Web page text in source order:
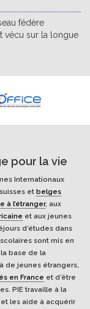
fédère
vécu sur la longue
pour la vie
Internationaux
et belges
à l’étranger, aux
et aux jeunes
d’études dans
sont mis en
la base de la
de jeunes étrangers,
en France et d’être
PIE travaille à la
les aide à acquérir